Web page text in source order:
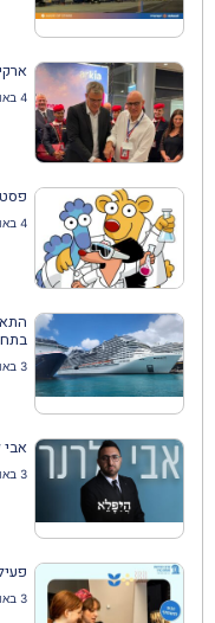
4 באוגוסט 2026
4 באוגוסט 2026
3 באוגוסט 2026
3 באוגוסט 2026
3 באוגוסט 2026